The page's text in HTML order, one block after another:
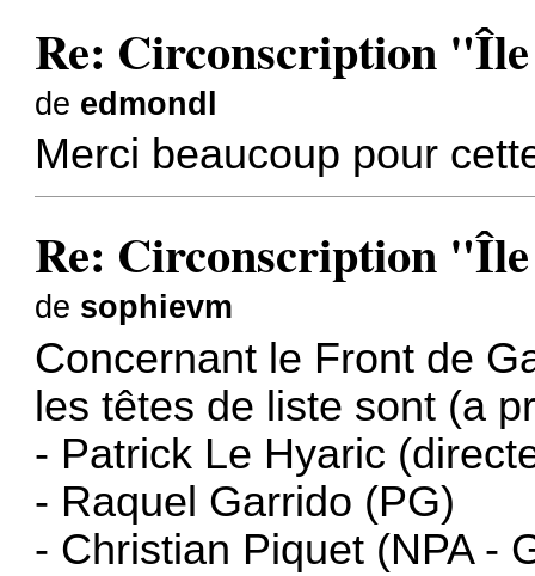
Re: Circonscription
de edmondl
Merci beaucoup pour
Re: Circonscription
de sophievm
Concernant le Front de
les têtes de liste sont (a
- Patrick Le Hyaric
- Raquel Garrido (PG)
- Christian Piquet (NPA -